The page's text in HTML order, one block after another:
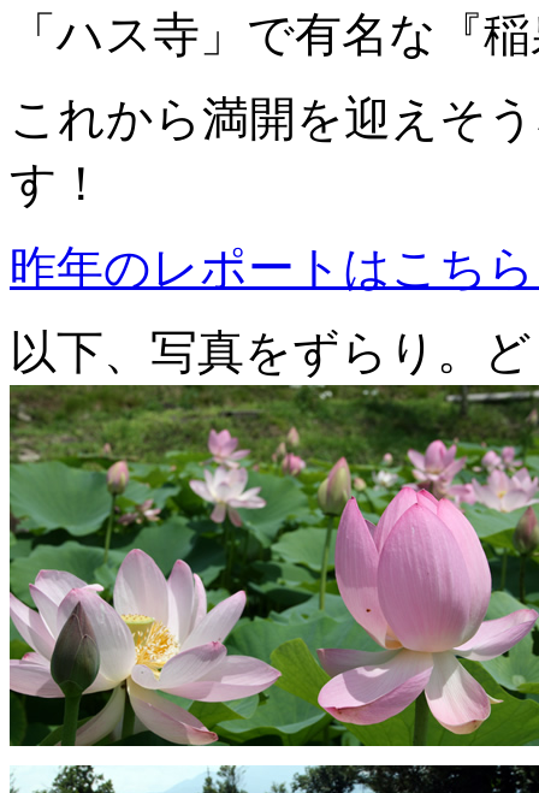
「ハス寺」で有名な『
これから満開を迎えそ
す！
昨年のレポートはこち
以下、写真をずらり。